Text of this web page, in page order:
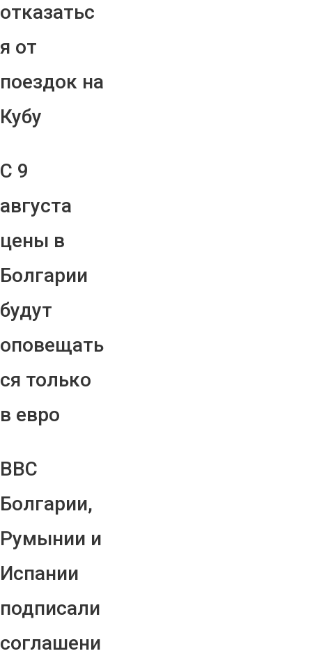
отказатьс
я от
поездок на
Кубу
С 9
августа
цены в
Болгарии
будут
оповещать
ся только
в евро
ВВС
Болгарии,
Румынии и
Испании
подписали
соглашени